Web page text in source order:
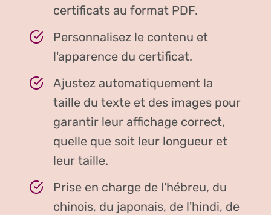
certificats au format PDF.
Personnalisez le contenu et
l'apparence du certificat.
Ajustez automatiquement la
taille du texte et des images pour
garantir leur affichage correct,
quelle que soit leur longueur et
leur taille.
Prise en charge de l'hébreu, du
chinois, du japonais, de l'hindi, de